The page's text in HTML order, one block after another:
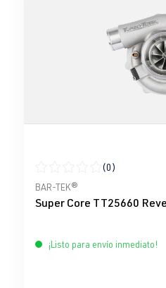
Calificación promedio de 0
(0)
BAR-TEK®
Super Core TT25660
¡Listo para envío inmediato!